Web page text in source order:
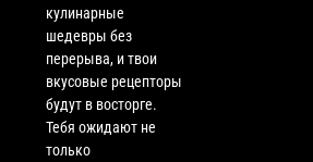
кулинарные
шедевры без
перерыва, и твои
вкусовые рецепторы
будут в восторге.
Тебя ожидают не
только